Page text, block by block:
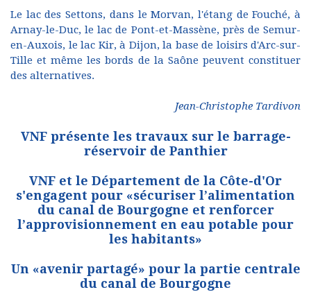
Le lac des Settons, dans le Morvan, l'étang de Fouché, à
Arnay-le-Duc, le lac de Pont-et-Massène, près de Semur-
en-Auxois, le lac Kir, à Dijon, la base de loisirs d'Arc-sur-
Tille et même les bords de la Saône peuvent constituer
des alternatives.
Jean-Christophe Tardivon
VNF présente les travaux sur le barrage-
réservoir de Panthier
VNF et le Département de la Côte-d'Or
s'engagent pour «sécuriser l’alimentation
du canal de Bourgogne et renforcer
l’approvisionnement en eau potable pour
les habitants»
Un «avenir partagé» pour la partie centrale
du canal de Bourgogne